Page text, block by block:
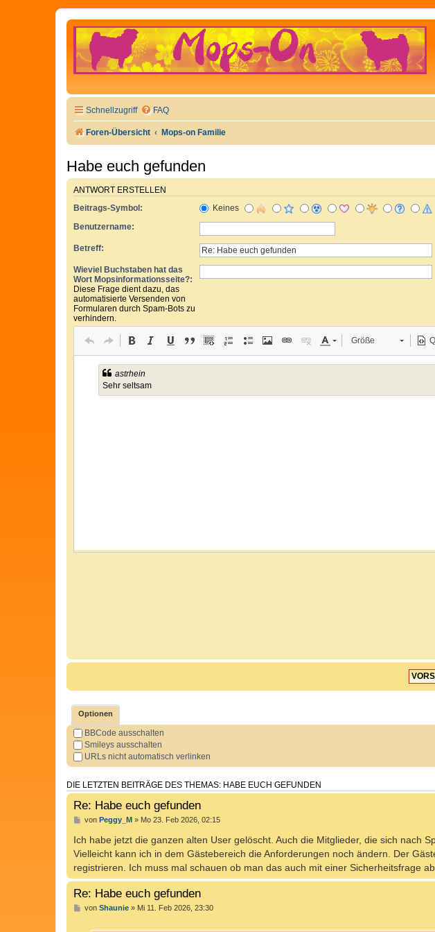
Schnellzugriff FAQ
Foren-Übersicht Mops-on Familie
Habe euch gefunden
ANTWORT ERSTELLEN
Beitrags-Symbol:
Keines
Benutzername:
Betreff:
Wieviel Buchstaben hat das
Wort Mopsinformationsseite?:
Diese Frage dient dazu, das
automatisierte Versenden von
Formularen durch Spam-Bots zu
verhindern.
Größe
Optionen
BBCode ausschalten
Smileys ausschalten
URLs nicht automatisch verlinken
DIE LETZTEN BEITRÄGE DES THEMAS: HABE EUCH GEFUNDEN
Re: Habe euch gefunden
von Peggy_M » Mo 23. Feb 2026, 02:15
Ich habe jetzt die ganzen alten User gelöscht. Auch die Mitglieder, die sich nach
Vielleicht kann ich in dem Gästebereich die Anforderungen noch ändern. Der
registrieren. Ich muss mal schauen ob man das auch mit einer Sicherheitsfrage
Re: Habe euch gefunden
von Shaunie» Mi 11. Feb 2026, 23:30